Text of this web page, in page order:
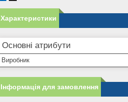
Характеристики
Основні атрибути
Виробник
Інформація для замовлення